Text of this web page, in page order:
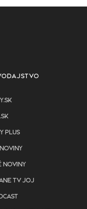
PLUS
NOVINY
TV JOJ